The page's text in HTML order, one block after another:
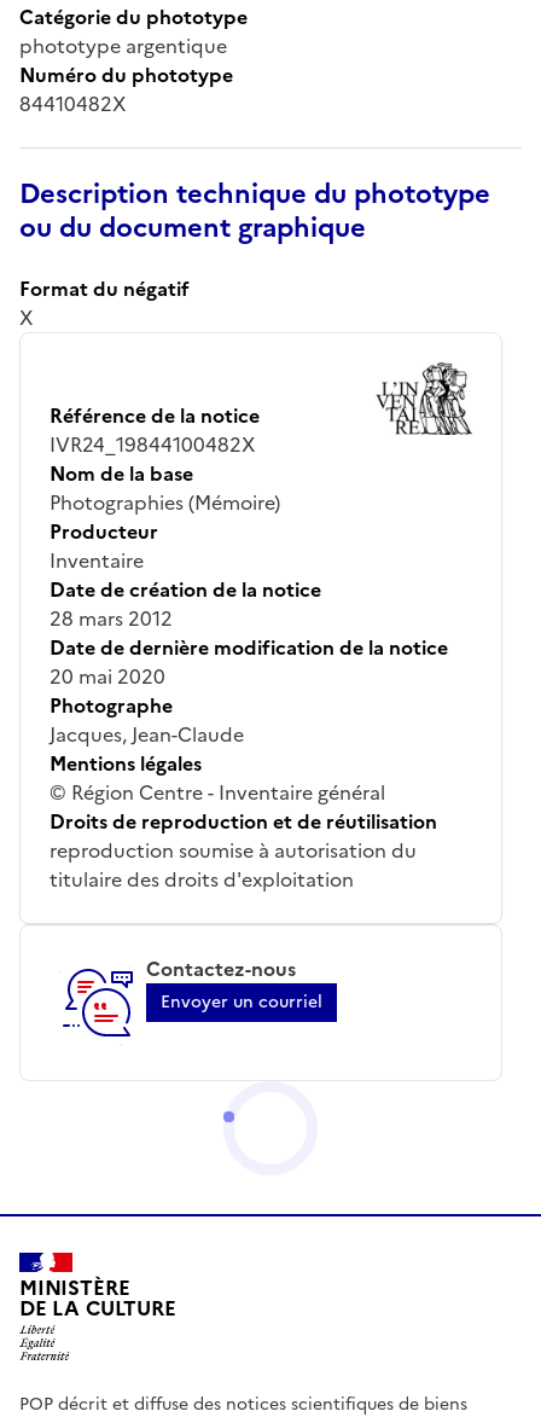
Catégorie du phototype
phototype argentique
Numéro du phototype
84410482X
Description technique du phototype
ou du document graphique
Format du négatif
X
Référence de la notice
IVR24_19844100482X
Nom de la base
Photographies (Mémoire)
Producteur
Inventaire
Date de création de la notice
28 mars 2012
Date de dernière modification de la notice
20 mai 2020
Photographe
Jacques, Jean-Claude
Mentions légales
© Région Centre - Inventaire général
Droits de reproduction et de réutilisation
reproduction soumise à autorisation du
titulaire des droits d'exploitation
Contactez-nous
Envoyer un courriel
MINISTÈRE
DE LA CULTURE
POP décrit et diffuse des notices scientifiques de biens